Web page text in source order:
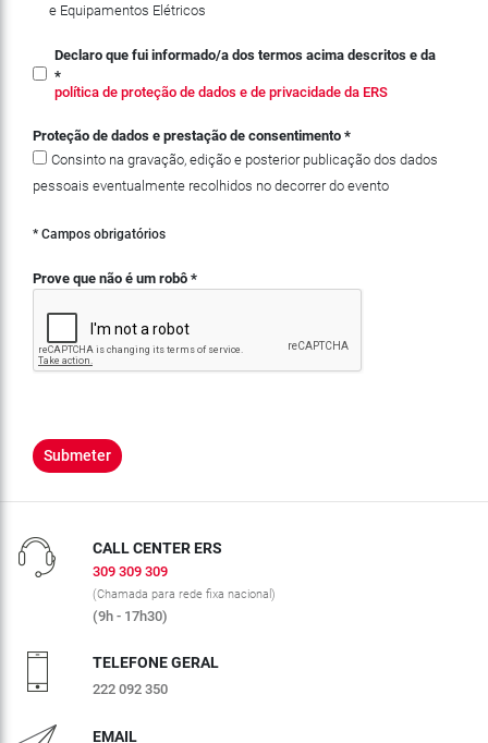
e Equipamentos Elétricos
Declaro que fui informado/a dos termos acima descritos e da
*
política de proteção de dados e de privacidade da ERS
Proteção de dados e prestação de consentimento *
Consinto na gravação, edição e posterior publicação dos dados
pessoais eventualmente recolhidos no decorrer do evento
* Campos obrigatórios
Prove que não é um robô *
CALL CENTER ERS
309 309 309
(Chamada para rede fixa nacional)
(9h - 17h30)
TELEFONE GERAL
222 092 350
EMAIL